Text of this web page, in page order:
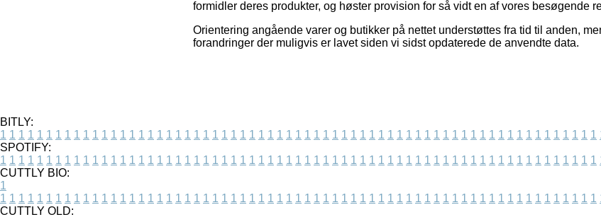
formidler deres produkter, og høster provision for så vidt en af vores besøgende
Orientering angående varer og butikker på nettet understøttes fra tid til anden,
forandringer der muligvis er lavet siden vi sidst opdaterede de anvendte data.
BITLY:
1 1 1 1 1 1 1 1 1 1 1 1 1 1 1 1 1 1 1 1 1 1 1 1 1 1 1 1 1 1 1 1 1 1 1 1 1 1 1 1 1 1 1 1 1 1 1 1 1 1 1 1 1 1 1 1 1 1 1 1 1 1 1 1 1
SPOTIFY:
1 1 1 1 1 1 1 1 1 1 1 1 1 1 1 1 1 1 1 1 1 1 1 1 1 1 1 1 1 1 1 1 1 1 1 1 1 1 1 1 1 1 1 1 1 1 1 1 1 1 1 1 1 1 1 1 1 1 1 1 1 1 1 1 1
CUTTLY BIO:
1
1 1 1 1 1 1 1 1 1 1 1 1 1 1 1 1 1 1 1 1 1 1 1 1 1 1 1 1 1 1 1 1 1 1 1 1 1 1 1 1 1 1 1 1 1 1 1 1 1 1 1 1 1 1 1 1 1 1 1 1 1 1 1 1 1
CUTTLY OLD: